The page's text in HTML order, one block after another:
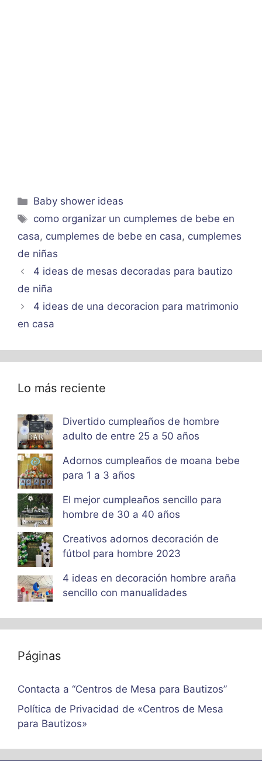
Categorías
Baby shower ideas
Etiquetas
como organizar un cumplemes de bebe en
casa, cumplemes de bebe en casa, cumplemes
de niñas
4 ideas de mesas decoradas para bautizo
de niña
4 ideas de una decoracion para matrimonio
en casa
Lo más reciente
Divertido cumpleaños de hombre
adulto de entre 25 a 50 años
Adornos cumpleaños de moana bebe
para 1 a 3 años
El mejor cumpleaños sencillo para
hombre de 30 a 40 años
Creativos adornos decoración de
fútbol para hombre 2023
4 ideas en decoración hombre araña
sencillo con manualidades
Páginas
Contacta a “Centros de Mesa para Bautizos”
Política de Privacidad de «Centros de Mesa
para Bautizos»